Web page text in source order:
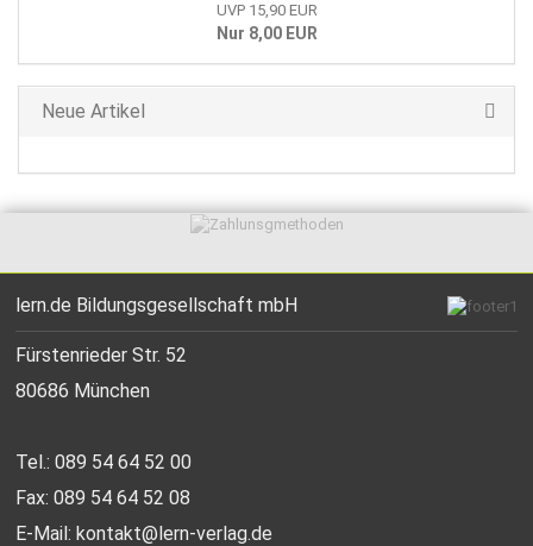
UVP 15,90 EUR
Nur 8,00 EUR
Neue Artikel
lern.de Bildungsgesellschaft mbH
Fürstenrieder Str. 52
80686 München
Tel.: 089 54 64 52 00
Fax: 089 54 64 52 08
E-Mail:kontakt@lern-verlag.de